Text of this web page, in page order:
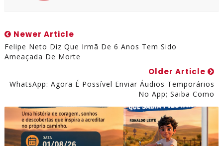
Newer Article
Felipe Neto Diz Que Irmã De 6 Anos Tem Sido
Ameaçada De Morte
Older Article
WhatsApp: Agora É Possível Enviar Áudios Temporários
No App; Saiba Como